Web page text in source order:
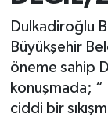
Dulkadiroğlu
Büyükşehir
öneme sahip
konuşmada; “
ciddi bir
Son
Haber